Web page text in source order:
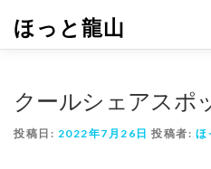
テ
ほっと龍山
クールシェアスポ
投稿日: 2022年7月26日 投稿者: ほ